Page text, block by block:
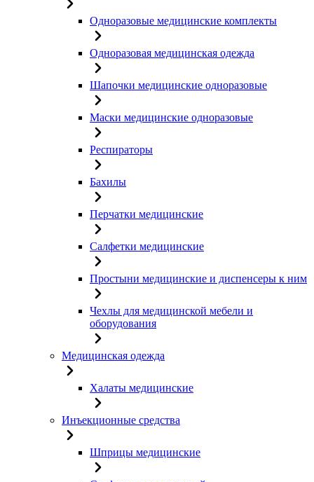
Одноразовые медицинские комплекты
Одноразовая медицинская одежда
Шапочки медицинские одноразовые
Маски медицинские одноразовые
Респираторы
Бахилы
Перчатки медицинские
Салфетки медицинские
Простыни медицинские и диспенсеры к ним
Чехлы для медицинской мебели и
оборудования
Медицинская одежда
Халаты медицинские
Инъекционные средства
Шприцы медицинские